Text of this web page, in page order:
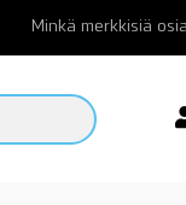
Minkä merkkisiä